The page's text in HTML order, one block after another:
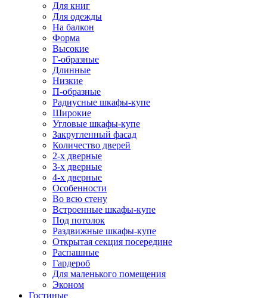
Для книг
Для одежды
На балкон
Форма
Высокие
Г-образные
Длинные
Низкие
П-образные
Радиусные шкафы-купе
Широкие
Угловые шкафы-купе
Закругленный фасад
Количество дверей
2-х дверные
3-х дверные
4-х дверные
Особенности
Во всю стену
Встроенные шкафы-купе
Под потолок
Раздвижные шкафы-купе
Открытая секция посередине
Распашные
Гардероб
Для маленького помещения
Эконом
Гостиные